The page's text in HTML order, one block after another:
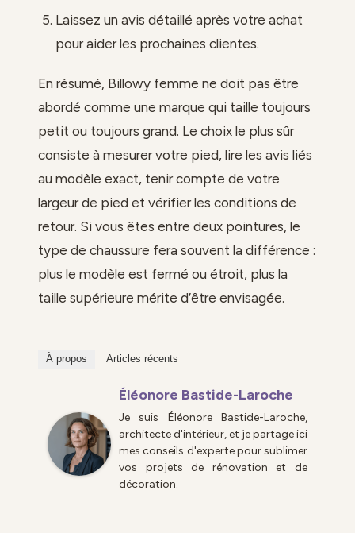
Laissez un avis détaillé après votre achat
pour aider les prochaines clientes.
En résumé, Billowy femme ne doit pas être
abordé comme une marque qui taille toujours
petit ou toujours grand. Le choix le plus sûr
consiste à mesurer votre pied, lire les avis liés
au modèle exact, tenir compte de votre
largeur de pied et vérifier les conditions de
retour. Si vous êtes entre deux pointures, le
type de chaussure fera souvent la différence :
plus le modèle est fermé ou étroit, plus la
taille supérieure mérite d’être envisagée.
À propos Articles récents
Éléonore Bastide-Laroche
Je suis Éléonore Bastide-Laroche,
architecte d'intérieur, et je partage ici
mes conseils d'experte pour sublimer
vos projets de rénovation et de
décoration.